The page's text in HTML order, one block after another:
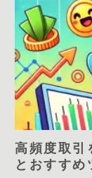
高頻度取引
とおすすめ